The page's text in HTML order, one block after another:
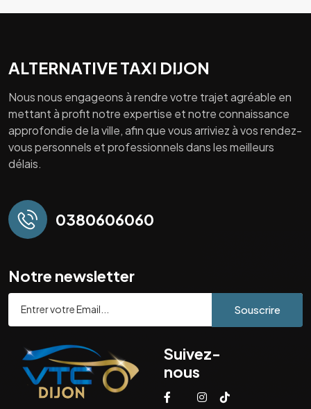
ALTERNATIVE TAXI DIJON
Nous nous engageons à rendre votre trajet agréable en
mettant à profit notre expertise et notre connaissance
approfondie de la ville, afin que vous arriviez à vos rendez-
vous personnels et professionnels dans les meilleurs
délais.
0380606060
Notre newsletter
Souscrire
Suivez-
nous